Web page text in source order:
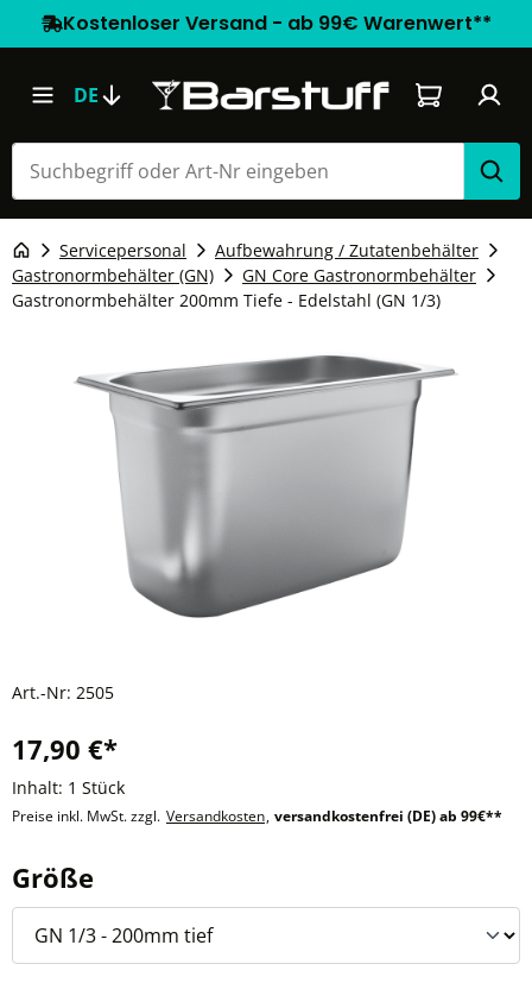
Kostenloser Versand - ab 99€ Warenwert**
DE Warenkorb
Servicepersonal
Aufbewahrung / Zutatenbehälter
Gastronormbehälter (GN)
GN Core Gastronormbehälter
Gastronormbehälter 200mm Tiefe - Edelstahl (GN 1/3)
Art.-Nr: 2505
17,90 €*
Inhalt: 1 Stück
Preise inkl. MwSt. zzgl. Versandkosten, versandkostenfrei (DE) ab 99€**
Größe